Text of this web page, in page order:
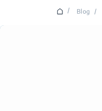
/ Blog /